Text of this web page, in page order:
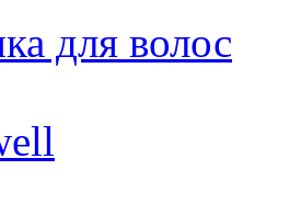
для волос